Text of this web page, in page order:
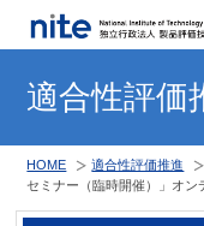
適合性評価
HOME 適合性評価推進
セミナー（臨時開催）」オン